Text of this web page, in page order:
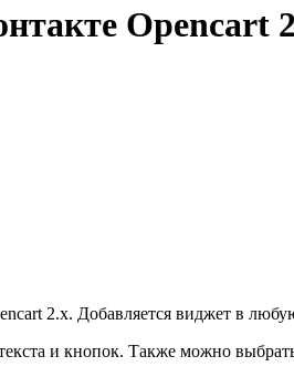
Opencart
2.x. Добавляется виджет в
и кнопок. Также можно